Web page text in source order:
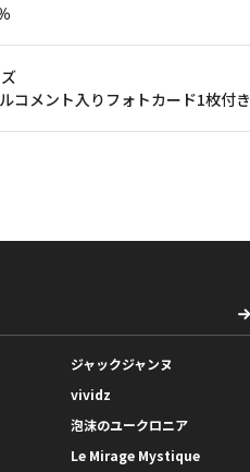
コメント入りフォトカード1枚付き
ジャックジャンヌ
vividz
泡沫のユークロニア
Le Mirage Mystique